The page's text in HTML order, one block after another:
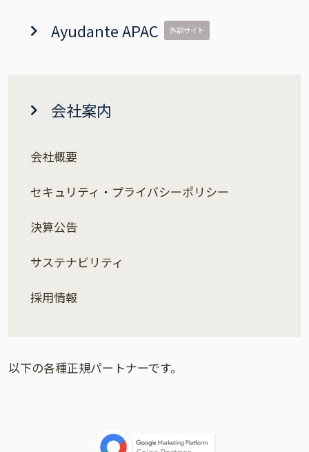
Ayudante APAC 外部サイト
会社案内
会社概要
セキュリティ・プライバシーポリシー
決算公告
サステナビリティ
採用情報
以下の各種正規パートナーです。